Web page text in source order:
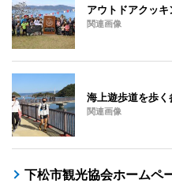
アウトドアクッ
関連画像
海上遊歩道を歩く
関連画像
下松市観光協会ホームペ